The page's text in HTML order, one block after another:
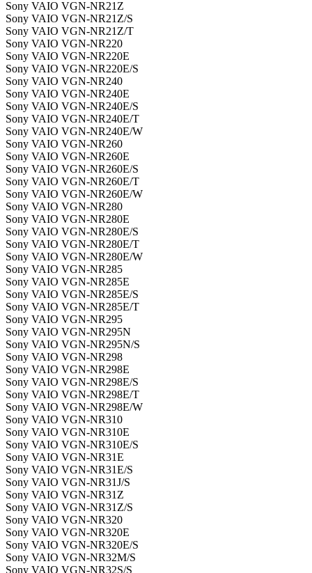
Sony VAIO VGN-NR21Z
Sony VAIO VGN-NR21Z/S
Sony VAIO VGN-NR21Z/T
Sony VAIO VGN-NR220
Sony VAIO VGN-NR220E
Sony VAIO VGN-NR220E/S
Sony VAIO VGN-NR240
Sony VAIO VGN-NR240E
Sony VAIO VGN-NR240E/S
Sony VAIO VGN-NR240E/T
Sony VAIO VGN-NR240E/W
Sony VAIO VGN-NR260
Sony VAIO VGN-NR260E
Sony VAIO VGN-NR260E/S
Sony VAIO VGN-NR260E/T
Sony VAIO VGN-NR260E/W
Sony VAIO VGN-NR280
Sony VAIO VGN-NR280E
Sony VAIO VGN-NR280E/S
Sony VAIO VGN-NR280E/T
Sony VAIO VGN-NR280E/W
Sony VAIO VGN-NR285
Sony VAIO VGN-NR285E
Sony VAIO VGN-NR285E/S
Sony VAIO VGN-NR285E/T
Sony VAIO VGN-NR295
Sony VAIO VGN-NR295N
Sony VAIO VGN-NR295N/S
Sony VAIO VGN-NR298
Sony VAIO VGN-NR298E
Sony VAIO VGN-NR298E/S
Sony VAIO VGN-NR298E/T
Sony VAIO VGN-NR298E/W
Sony VAIO VGN-NR310
Sony VAIO VGN-NR310E
Sony VAIO VGN-NR310E/S
Sony VAIO VGN-NR31E
Sony VAIO VGN-NR31E/S
Sony VAIO VGN-NR31J/S
Sony VAIO VGN-NR31Z
Sony VAIO VGN-NR31Z/S
Sony VAIO VGN-NR320
Sony VAIO VGN-NR320E
Sony VAIO VGN-NR320E/S
Sony VAIO VGN-NR32M/S
Sony VAIO VGN-NR32S/S